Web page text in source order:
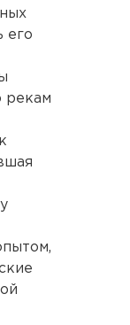
его
рекам